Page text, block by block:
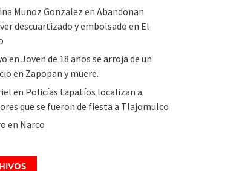
Munoz Gonzalez en Abandonan
descuartizado y embolsado en El
en Joven de 18 años se arroja de un
en Zapopan y muere.
en Policías tapatíos localizan a
que se fueron de fiesta a Tlajomulco
en Narco